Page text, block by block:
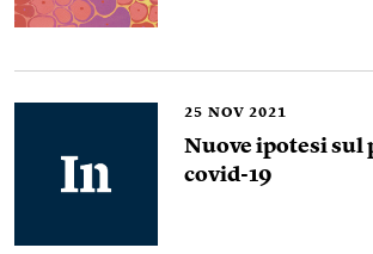
25 NOV 2021
Nuove ipotesi sul
covid-19